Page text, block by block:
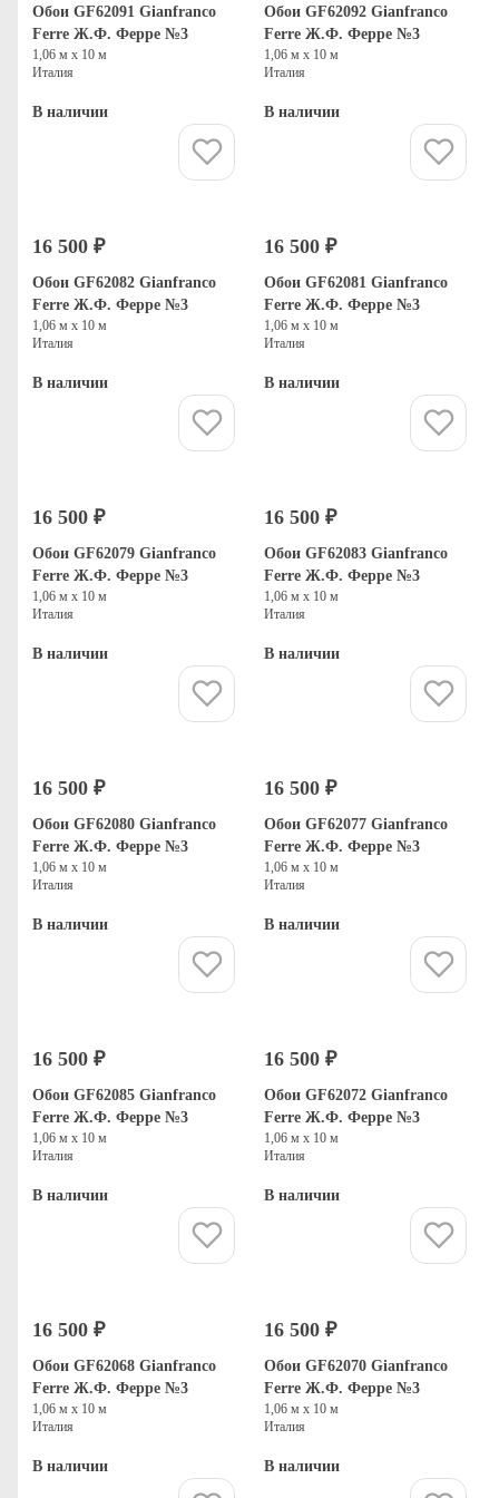
Обои GF62091 Gianfranco
Ferre Ж.Ф. Ферре №3
1,06 м х 10 м
Италия
В наличии
Обои GF62092 Gianfranco
Ferre Ж.Ф. Ферре №3
1,06 м х 10 м
Италия
В наличии
16 500 ₽
Обои GF62082 Gianfranco
Ferre Ж.Ф. Ферре №3
1,06 м х 10 м
Италия
В наличии
16 500 ₽
Обои GF62081 Gianfranco
Ferre Ж.Ф. Ферре №3
1,06 м х 10 м
Италия
В наличии
16 500 ₽
Обои GF62079 Gianfranco
Ferre Ж.Ф. Ферре №3
1,06 м х 10 м
Италия
В наличии
16 500 ₽
Обои GF62083 Gianfranco
Ferre Ж.Ф. Ферре №3
1,06 м х 10 м
Италия
В наличии
16 500 ₽
Обои GF62080 Gianfranco
Ferre Ж.Ф. Ферре №3
1,06 м х 10 м
Италия
В наличии
16 500 ₽
Обои GF62077 Gianfranco
Ferre Ж.Ф. Ферре №3
1,06 м х 10 м
Италия
В наличии
16 500 ₽
Обои GF62085 Gianfranco
Ferre Ж.Ф. Ферре №3
1,06 м х 10 м
Италия
В наличии
16 500 ₽
Обои GF62072 Gianfranco
Ferre Ж.Ф. Ферре №3
1,06 м х 10 м
Италия
В наличии
16 500 ₽
Обои GF62068 Gianfranco
Ferre Ж.Ф. Ферре №3
1,06 м х 10 м
Италия
В наличии
16 500 ₽
Обои GF62070 Gianfranco
Ferre Ж.Ф. Ферре №3
1,06 м х 10 м
Италия
В наличии